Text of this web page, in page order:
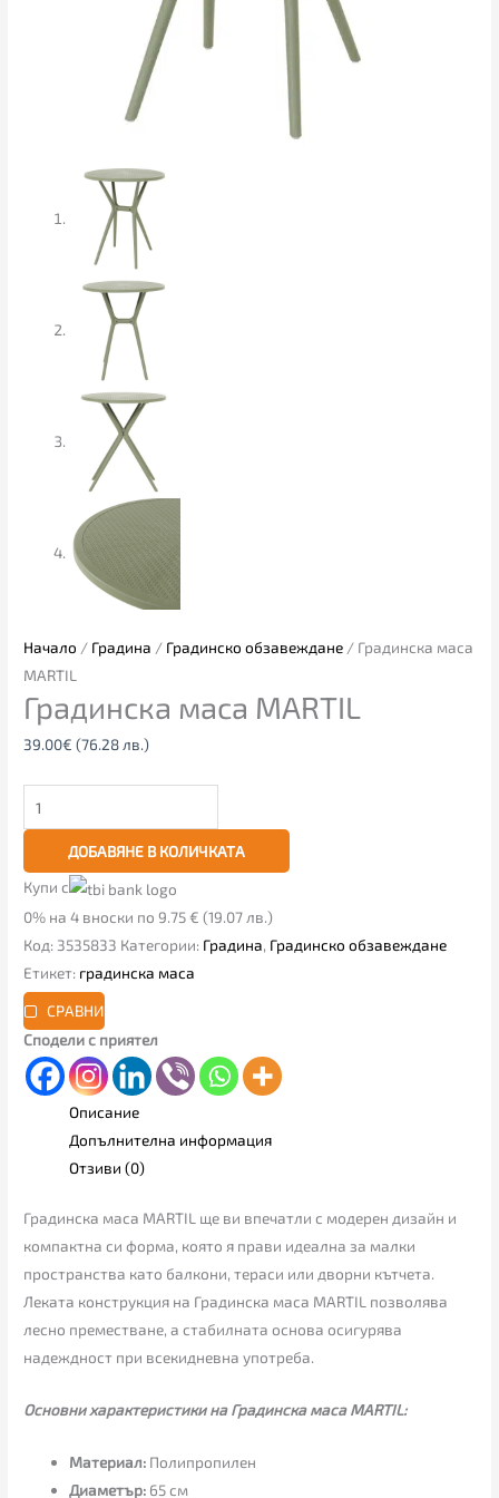
Начало / Градина / Градинско обзавеждане / Градинска маса
MARTIL
Градинска маса MARTIL
39.00€ (76.28 лв.)
ДОБАВЯНЕ В КОЛИЧКАТА
Купи с
0% на 4 вноски по 9.75 € (19.07 лв.)
Код: 3535833 Категории: Градина, Градинско обзавеждане
Етикет: градинска маса
СРАВНИ
Сподели с приятел
Описание
Допълнителна информация
Отзиви (0)
Градинска маса MARTIL ще ви впечатли с модерен дизайн и
компактна си форма, която я прави идеална за малки
пространства като балкони, тераси или дворни кътчета.
Леката конструкция на Градинска маса MARTIL позволява
лесно преместване, а стабилната основа осигурява
надеждност при всекидневна употреба.
Основни характеристики на Градинска маса MARTIL:
Материал: Полипропилен
Диаметър: 65 см